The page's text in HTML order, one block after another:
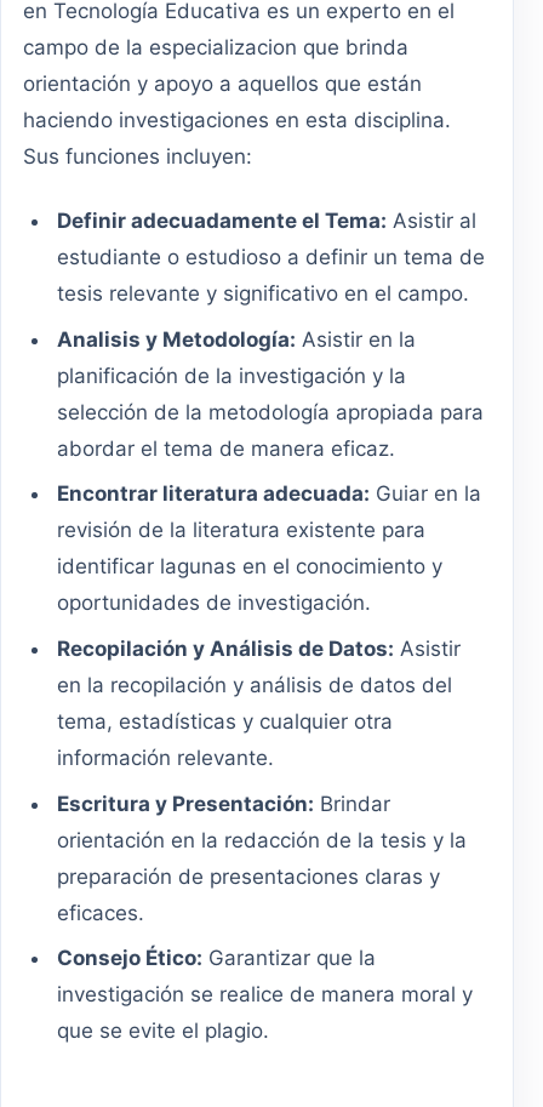
en Tecnología Educativa es un experto en el
campo de la especializacion que brinda
orientación y apoyo a aquellos que están
haciendo investigaciones en esta disciplina.
Sus funciones incluyen:
Definir adecuadamente el Tema: Asistir al
estudiante o estudioso a definir un tema de
tesis relevante y significativo en el campo.
Analisis y Metodología: Asistir en la
planificación de la investigación y la
selección de la metodología apropiada para
abordar el tema de manera eficaz.
Encontrar literatura adecuada: Guiar en la
revisión de la literatura existente para
identificar lagunas en el conocimiento y
oportunidades de investigación.
Recopilación y Análisis de Datos: Asistir
en la recopilación y análisis de datos del
tema, estadísticas y cualquier otra
información relevante.
Escritura y Presentación: Brindar
orientación en la redacción de la tesis y la
preparación de presentaciones claras y
eficaces.
Consejo Ético: Garantizar que la
investigación se realice de manera moral y
que se evite el plagio.